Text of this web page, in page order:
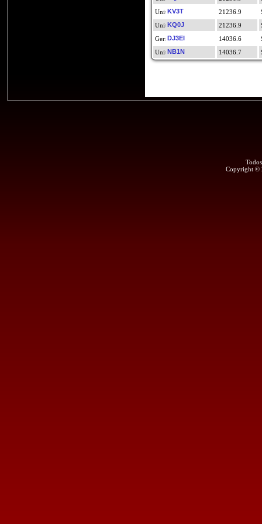
KV3T
21236.9
KQ0J
21236.9
DJ3EI
14036.6
NB1N
14036.7
Copyright ©